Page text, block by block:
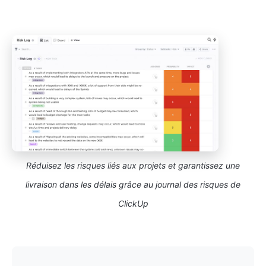
Réduisez les risques liés aux projets et garantissez une
livraison dans les délais grâce au journal des risques de
ClickUp